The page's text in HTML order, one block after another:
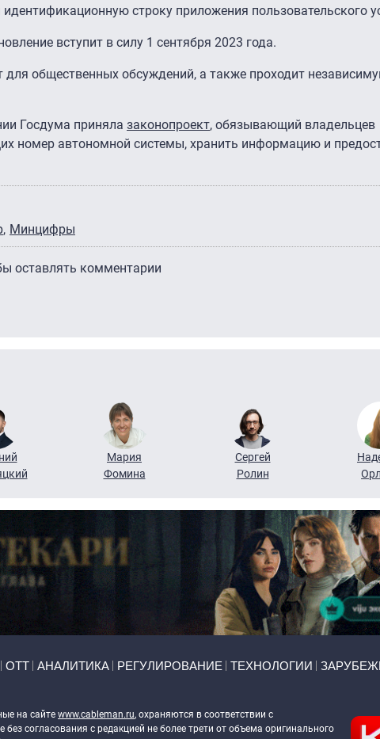
строку приложения пользовательского
вступит в силу 1 сентября 2023 года.
общественных обсуждений, а также проходит
Госдума приняла законопроект, обязывающий владельцев
номер автономной системы, хранить информацию и
Минцифры
оставлять комментарии
Мария
Фомина
Сергей
Ролин
ОТТ АНАЛИТИКА РЕГУЛИРОВАНИЕ ТЕХНОЛОГИИ
на сайте www.cableman.ru, охраняются в соответствии с
согласования с редакцией не более трети от объема оригинального